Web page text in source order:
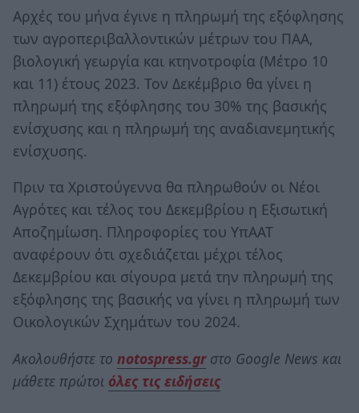
Αρχές του μήνα έγινε η πληρωμή της εξόφλησης
των αγροπεριβαλλοντικών μέτρων του ΠΑΑ,
βιολογική γεωργία και κτηνοτροφία (Μέτρο 10
και 11) έτους 2023. Τον Δεκέμβριο θα γίνει η
πληρωμή της εξόφλησης του 30% της βασικής
ενίσχυσης και η πληρωμή της αναδιανεμητικής
ενίσχυσης.
Πριν τα Χριστούγεννα θα πληρωθούν οι Νέοι
Αγρότες και τέλος του Δεκεμβρίου η Εξισωτική
Αποζημίωση. Πληροφορίες του ΥπΑΑΤ
αναφέρουν ότι σχεδιάζεται μέχρι τέλος
Δεκεμβρίου και σίγουρα μετά την πληρωμή της
εξόφλησης της βασικής να γίνει η πληρωμή των
Οικολογικών Σχημάτων του 2024.
Ακολουθήστε το notospress.grστο Google News και
μάθετε πρώτοι όλες τις ειδήσεις